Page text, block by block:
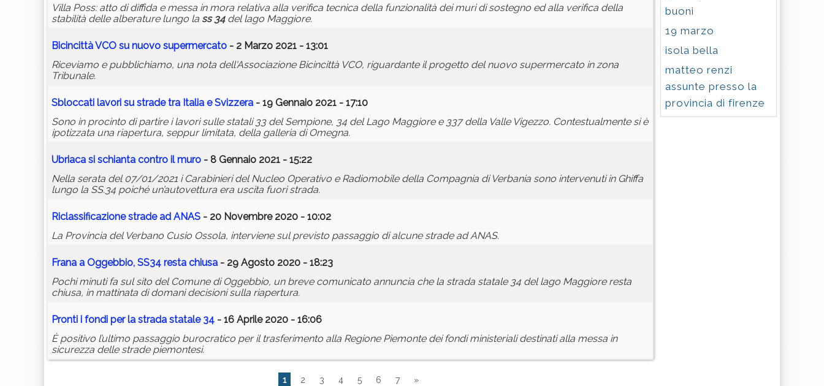
Villa Poss: atto di diffida e messa in mora relativa alla verifica tecnica della funzionalità dei muri di sostegno ed alla verifica della
stabilità delle alberature lungo la ss 34del lago Maggiore.
Bicincittà VCO su nuovo supermercato - 2 Marzo 2021 - 13:01
Riceviamo e pubblichiamo, una nota dell'Associazione Bicincittà VCO, riguardante il progetto del nuovo supermercato in zona
Tribunale.
Sbloccati lavori su strade tra Italia e Svizzera - 19 Gennaio 2021 - 17:10
Sono in procinto di partire i lavori sulle statali 33 del Sempione, 34 del Lago Maggiore e 337 della Valle Vigezzo. Contestualmente si è
ipotizzata una riapertura, seppur limitata, della galleria di Omegna.
Ubriaca si schianta contro il muro - 8 Gennaio 2021 - 15:22
Nella serata del 07/01/2021 i Carabinieri del Nucleo Operativo e Radiomobile della Compagnia di Verbania sono intervenuti in Ghiffa
lungo la SS.34 poiché un’autovettura era uscita fuori strada.
Riclassificazione strade ad ANAS - 20 Novembre 2020 - 10:02
La Provincia del Verbano Cusio Ossola, interviene sul previsto passaggio di alcune strade ad ANAS.
Frana a Oggebbio, SS34 resta chiusa - 29 Agosto 2020 - 18:23
Pochi minuti fa sul sito del Comune di Oggebbio, un breve comunicato annuncia che la strada statale 34 del lago Maggiore resta
chiusa, in mattinata di domani decisioni sulla riapertura.
Pronti i fondi per la strada statale 34 - 16 Aprile 2020 - 16:06
È positivo l’ultimo passaggio burocratico per il trasferimento alla Regione Piemonte dei fondi ministeriali destinati alla messa in
sicurezza delle strade piemontesi.
1 2 3 4 5 6 7 »
buoni
19 marzo
isola bella
matteo renzi
assunte presso la
provincia di firenze